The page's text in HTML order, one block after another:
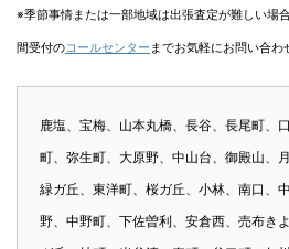
※季節事情または一部地域は出張査定が難しい場
間受付のコールセンター までお気軽にお問い合わ
鹿塩、宝梅、山本丸橋、長谷、長尾町、
町、弥生町、大原野、中山台、御殿山、
緑ガ丘、東洋町、桜ガ丘、小林、南口、
野、中野町、下佐曽利、安倉西、売布き